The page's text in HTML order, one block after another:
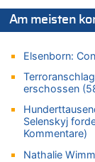
Drohnen mit
08.08.2026 -
Zwölf Jahre
Leipzig,
Drohnen mit
08.08.2026 -
Wasserstand
08.08.2026 -
Am meisten
Elsenborn:
erschossen
Selenskyj
Kommentare)
Nathalie